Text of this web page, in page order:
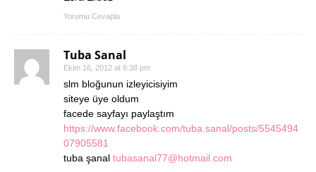
Yorumu Cevapla
Tuba Sanal
Ekim 16, 2012 at 6:38 pm
slm bloğunun izleyicisiyim
siteye üye oldum
facede sayfayı paylaştım
https://www.facebook.com/tuba.sanal/posts/5545494
07905581
tuba şanal tubasanal77@hotmail.com